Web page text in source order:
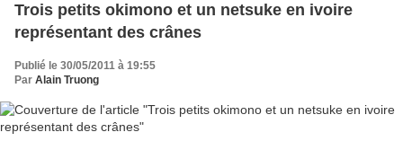
Trois petits okimono et un netsuke en ivoire
représentant des crânes
Publié le 30/05/2011 à 19:55
Par Alain Truong